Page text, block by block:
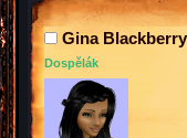
Gina Blackberry
Dospělák